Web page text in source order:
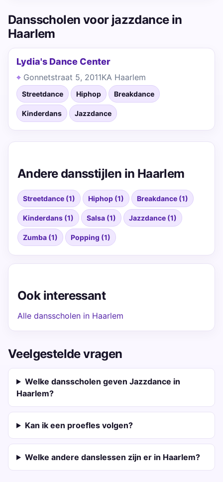
Dansscholen voor jazzdance in
Haarlem
Lydia's Dance Center
Gonnetstraat 5, 2011KA Haarlem
Streetdance Hiphop Breakdance
Kinderdans Jazzdance
Andere dansstijlen in Haarlem
Streetdance (1) Hiphop (1) Breakdance (1)
Kinderdans (1) Salsa (1) Jazzdance (1)
Zumba (1) Popping (1)
Ook interessant
Alle dansscholen in Haarlem
Veelgestelde vragen
Welke dansscholen geven Jazzdance in
Haarlem?
Kan ik een proefles volgen?
Welke andere danslessen zijn er in Haarlem?